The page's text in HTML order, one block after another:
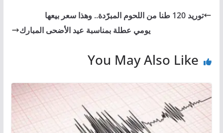
توريد 120 طنا من اللحوم المبرّدة.. وهذا سعر بيعها
يومي عطلة بمناسبة عيد الأضحى المبارك
You May Also Like